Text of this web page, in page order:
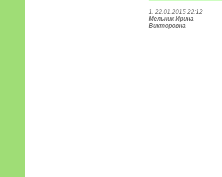
1. 22.01.2015 22:12
Мельник Ирина
Викторовна